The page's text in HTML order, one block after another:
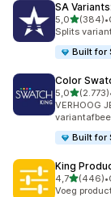
SA
5,0van 5
(384)
384 •
Splits
Built for
Color
5,0van 5(2.773)
2773
VERHOOG
Built for
King
4,7van 5(446)
446 •
Voeg